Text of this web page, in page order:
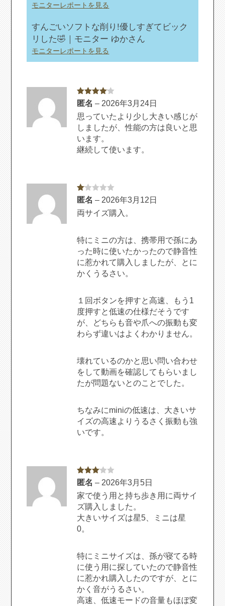
モニターレポートを見る
すんごいソフトな削り!優しすぎてビック
リした🤣｜モニター ゆかさん
モニターレポートを見る
5段階中 4
の評価
匿名– 2026年3月24日
思っていたより少し大きい感じが
しましたが、性能の方は良いと思
います。
継続して使います。
5
段
階
中
評
匿名– 2026年3月12日
両サイズ購入。
特にミニの方は、携帯用で孫にあ
った時に使いたかったので静音性
に惹かれて購入しましたが、とに
かくうるさい。
１回ボタンを押すと高速、もう1
度押すと低速の仕様だそうです
が、どちらも音や爪への振動も変
わらず違いはよくわかりません。
壊れているのかと思い問い合わせ
をして動画を確認してもらいまし
たが問題ないとのことでした。
ちなみにminiの低速は、大きいサ
イズの高速よりうるさく振動も強
いです。
5段階
中3の
評価
匿名– 2026年3月5日
家で使う用と持ち歩き用に両サイ
ズ購入しました。
大きいサイズは星5、ミニは星
0。
特にミニサイズは、孫が寝てる時
に使う用に探していたので静音性
に惹かれ購入したのですが、とに
かく音がうるさい。
高速、低速モードの音量もほぼ変